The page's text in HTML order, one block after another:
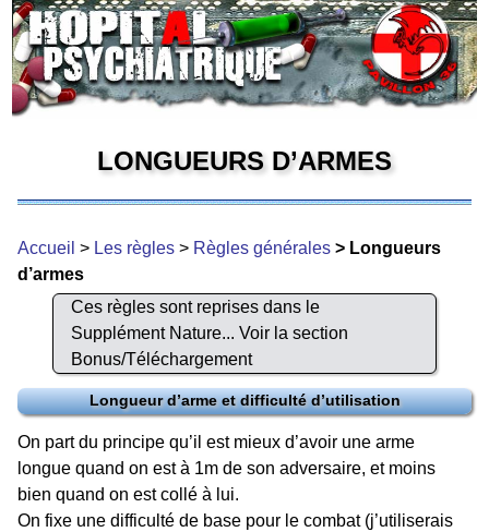
LONGUEURS D’ARMES
Accueil > Les règles > Règles générales > Longueurs
d’armes
Ces règles sont reprises dans le
Supplément Nature... Voir la section
Bonus/Téléchargement
Longueur d’arme et difficulté d’utilisation
On part du principe qu’il est mieux d’avoir une arme
longue quand on est à 1m de son adversaire, et moins
bien quand on est collé à lui.
On fixe une difficulté de base pour le combat (j’utiliserais